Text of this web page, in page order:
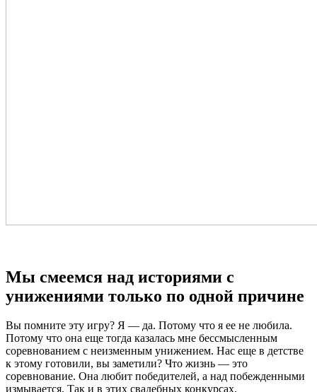
Мы смеемся над историями с
унижениями только по одной причине
Вы помните эту игру? Я — да. Потому что я ее не любила.
Потому что она еще тогда казалась мне бессмысленным
соревнованием с неизменным унижением. Нас еще в детстве
к этому готовили, вы заметили? Что жизнь — это
соревнование. Она любит победителей, а над побежденными
измывается. Так и в этих свадебных конкурсах.